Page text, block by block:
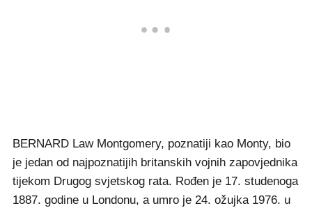
BERNARD Law Montgomery, poznatiji kao Monty, bio
je jedan od najpoznatijih britanskih vojnih zapovjednika
tijekom Drugog svjetskog rata. Rođen je 17. studenoga
1887. godine u Londonu, a umro je 24. ožujka 1976. u